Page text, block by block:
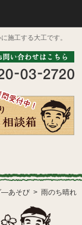
施工する大工です。
―あそび 雨のち晴れ